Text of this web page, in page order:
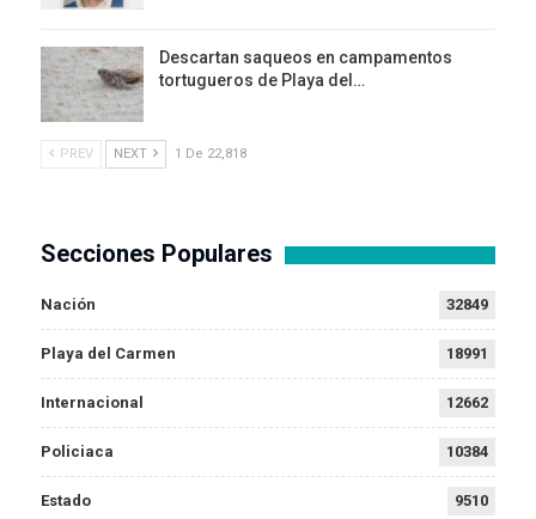
Descartan saqueos en campamentos
tortugueros de Playa del…
PREV NEXT 1 De 22,818
Secciones Populares
Nación 32849
Playa del Carmen 18991
Internacional 12662
Policiaca 10384
Estado 9510